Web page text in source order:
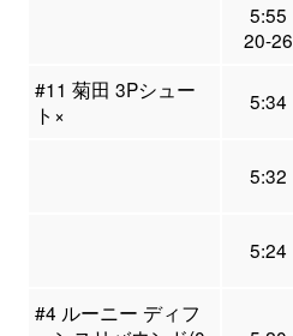
5:55
20-26
#11 菊田 3Pシュー
ト×
5:34
5:32
5:24
#4 ルーニー ディフ